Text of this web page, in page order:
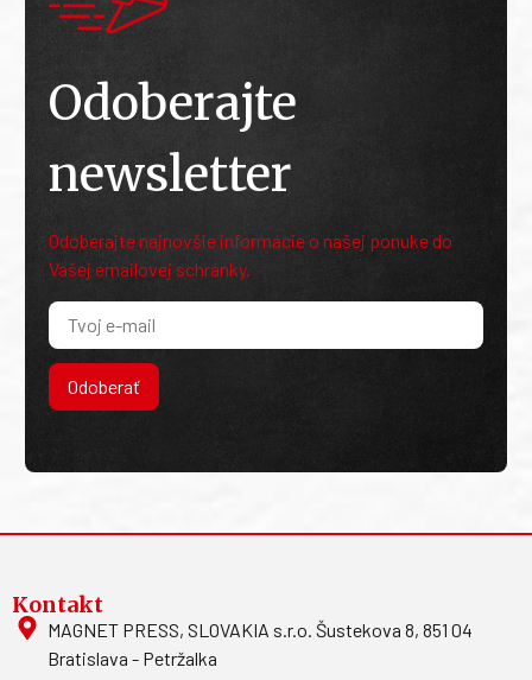
Odoberajte
newsletter
Odoberajte najnovšie informácie o našej ponuke do
Vašej emailovej schránky.
Odoberať
Kontakt
MAGNET PRESS, SLOVAKIA s.r.o. Šustekova 8, 851 04
Bratislava - Petržalka